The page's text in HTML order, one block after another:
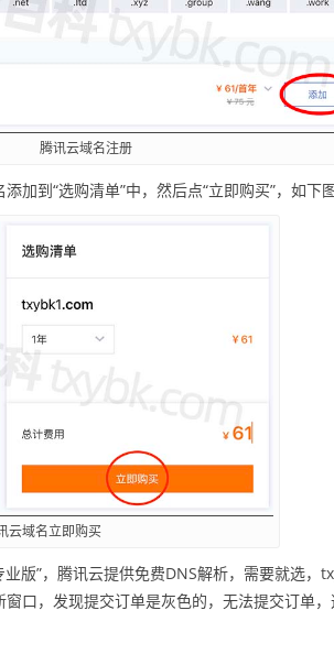
腾讯云域名注册
加到“选购清单”中，然后点“立即购买”，如下图
云域名立即购买
版”，腾讯云提供免费DNS解析，需要就选
窗口，发现提交订单是灰色的，无法提交订单